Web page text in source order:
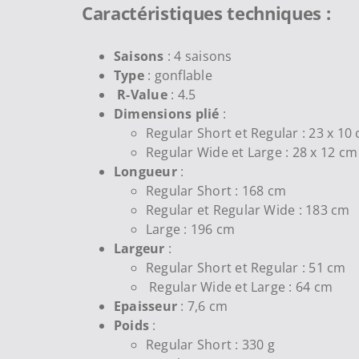
Caractéristiques techniques :
Saisons : 4 saisons
Type: gonflable
R-Value: 4.5
Dimensions plié :
Regular Short et Regular : 23 x 10
Regular Wide et Large : 28 x 12 cm
Longueur:
Regular Short : 168 cm
Regular et Regular Wide : 183 cm
Large : 196 cm
Largeur :
Regular Short et Regular : 51 cm
Regular Wide et Large : 64 cm
Epaisseur : 7,6 cm
Poids :
Regular Short : 330 g